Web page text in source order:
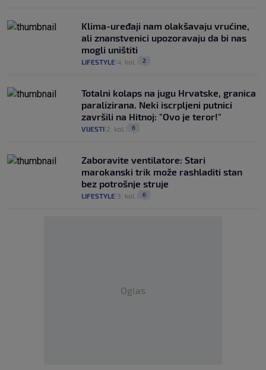
Klima-uređaji nam olakšavaju vrućine,
ali znanstvenici upozoravaju da bi nas
mogli uništiti
LIFESTYLE 4. kol. 2
Totalni kolaps na jugu Hrvatske, granica
paralizirana. Neki iscrpljeni putnici
završili na Hitnoj: "Ovo je teror!"
VIJESTI 2. kol. 6
Zaboravite ventilatore: Stari
marokanski trik može rashladiti stan
bez potrošnje struje
LIFESTYLE 3. kol. 6
Oglas